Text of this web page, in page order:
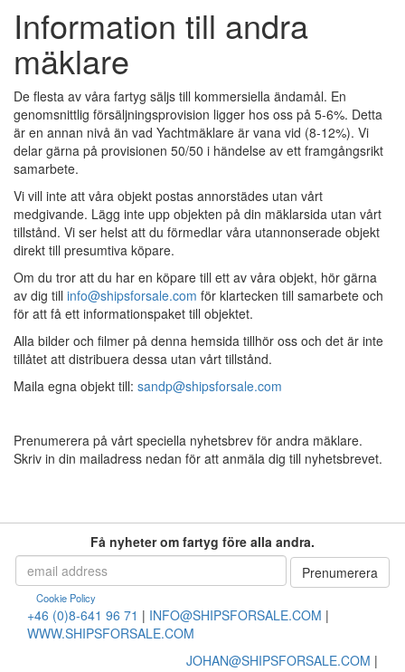
Information till andra
mäklare
De flesta av våra fartyg säljs till kommersiella ändamål. En
genomsnittlig försäljningsprovision ligger hos oss på 5-6%. Detta
är en annan nivå än vad Yachtmäklare är vana vid (8-12%). Vi
delar gärna på provisionen 50/50 i händelse av ett framgångsrikt
samarbete.
Vi vill inte att våra objekt postas annorstädes utan vårt
medgivande. Lägg inte upp objekten på din mäklarsida utan vårt
tillstånd. Vi ser helst att du förmedlar våra utannonserade objekt
direkt till presumtiva köpare.
Om du tror att du har en köpare till ett av våra objekt, hör gärna
av dig till info@shipsforsale.com för klartecken till samarbete och
för att få ett informationspaket till objektet.
Alla bilder och filmer på denna hemsida tillhör oss och det är inte
tillåtet att distribuera dessa utan vårt tillstånd.
Maila egna objekt till: sandp@shipsforsale.com
Prenumerera på vårt speciella nyhetsbrev för andra mäklare.
Skriv in din mailadress nedan för att anmäla dig till nyhetsbrevet.
Få nyheter om fartyg före alla andra.
Cookie Policy
+46 (0)8-641 96 71 | INFO@SHIPSFORSALE.COM |
WWW.SHIPSFORSALE.COM
JOHAN@SHIPSFORSALE.COM |